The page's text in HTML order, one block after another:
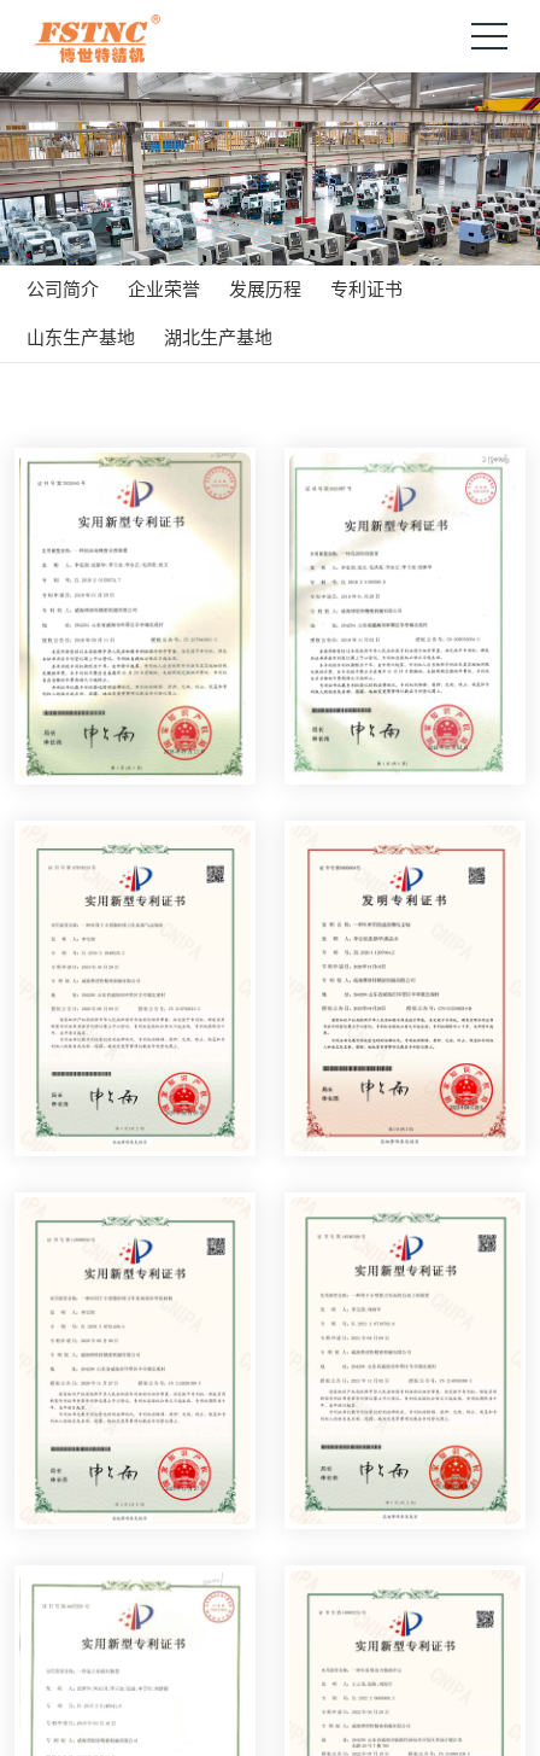
公司简介 企业荣誉 发展历程 专利证书
山东生产基地 湖北生产基地